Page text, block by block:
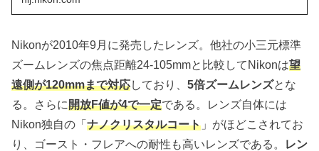
Nikonが2010年9月に発売したレンズ。他社の小三元標準
ズームレンズの焦点距離24-105mmと比較してNikonは望
遠側が120mmまで対応しており、 5倍ズームレンズとな
る。さらに開放F値が4で一定である。レンズ自体には
Nikon独自の「 ナノクリスタルコート 」がほどこされてお
り、ゴースト・フレアへの耐性も高いレンズである。
レン